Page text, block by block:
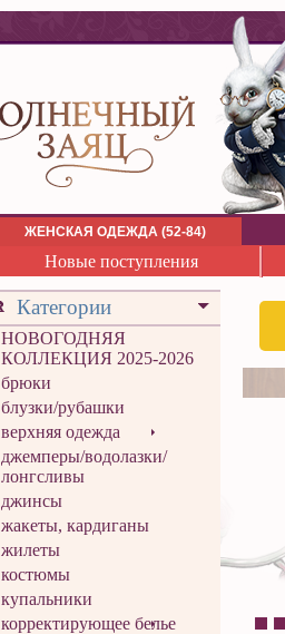
ЖЕНСКАЯ ОДЕЖДА (52-84)
Новые поступления
Категории
НОВОГОДНЯЯ
КОЛЛЕКЦИЯ 2025-2026
брюки
блузки/рубашки
верхняя одежда
джемперы/водолазки/
лонгсливы
джинсы
жакеты, кардиганы
жилеты
костюмы
купальники
корректирующее белье